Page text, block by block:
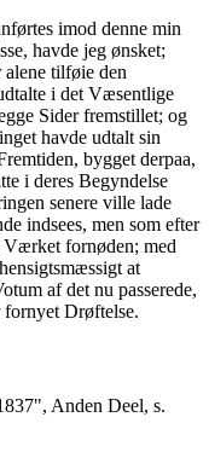
imod denne min
havde jeg ønsket;
tilføie den
i det Væsentlige
Sider fremstillet; og
havde udtalt sin
bygget derpaa,
i deres Begyndelse
senere ville lade
indsees, men som efter
fornøden; med
at
af det nu passerede,
fornyet Drøftelse.
Anden Deel, s.